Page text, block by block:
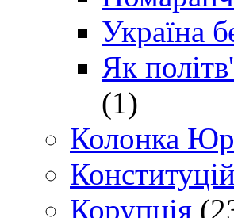
Україна
Як
(1)
Колонка
Корупція